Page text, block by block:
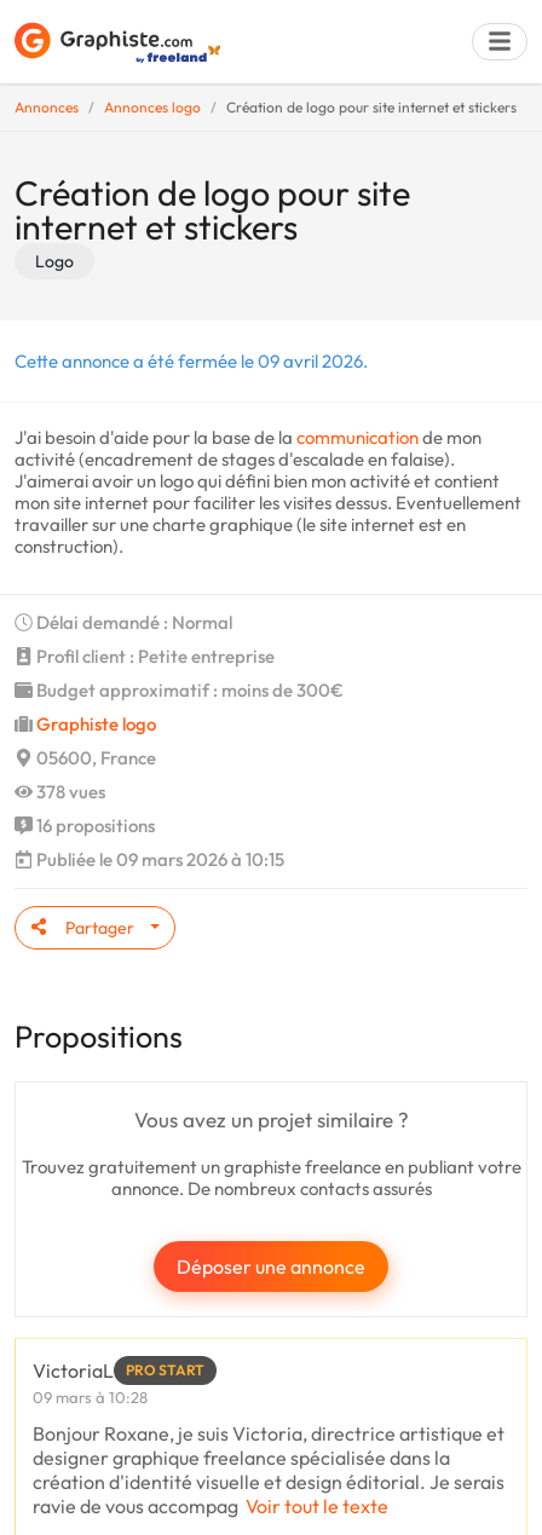
Annonces Annonces logo Création de logo pour site internet et stickers
Création de logo pour site
internet et stickers
Logo
Cette annonce a été fermée le 09 avril 2026.
J'ai besoin d'aide pour la base de la communicationde mon
activité (encadrement de stages d'escalade en falaise).
J'aimerai avoir un logo qui défini bien mon activité et contient
mon site internet pour faciliter les visites dessus. Eventuellement
travailler sur une charte graphique (le site internet est en
construction).
Délai demandé : Normal
Profil client : Petite entreprise
Budget approximatif : moins de 300€
Graphiste logo
05600, France
378 vues
16 propositions
Publiée le 09 mars 2026 à 10:15
Partager
Propositions
Vous avez un projet similaire ?
Trouvez gratuitement un graphiste freelance en publiant votre
annonce. De nombreux contacts assurés
Déposer une annonce
VictoriaL PRO START
09 mars à 10:28
Bonjour Roxane, je suis Victoria, directrice artistique et
designer graphique freelance spécialisée dans la
création d'identité visuelle et design éditorial. Je serais
ravie de vous accompag Voir tout le texte